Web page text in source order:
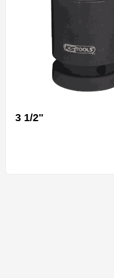
3 1/2"